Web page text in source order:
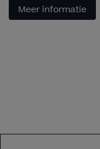
Meer informatie